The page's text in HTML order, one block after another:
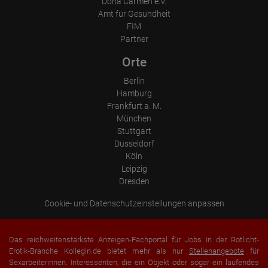
Gerät (PC, Tablet-PC oder Smartphone)
Browser und alle verwendeten Add-ons
Auflösung des Computers
Welche Videos angeschaut?
Wurden Werbebanner angeklickt?
Wohin ging der Besucher? Klickte er auf weitere Seiten des
Portals oder hat er sie komplett verlassen?
Wie lange blieb der Besucher?
Amt für Gesundheit
FIM
Partner
Orte
Berlin
Hamburg
Frankfurt a. M.
München
Stuttgart
Düsseldorf
Köln
Leipzig
Dresden
Cookie- und Datenschutzeinstellungen anpassen
Das reichweitenstärkste Anzeigen-Fachportal für Jobs in der Rotlicht-
Erotik-Branche Kollegin.de bietet mehr als nur Stellenangebote für
Sexarbeiterinnen. Interessenten, die ein Objekt oder sogar ein laufendes